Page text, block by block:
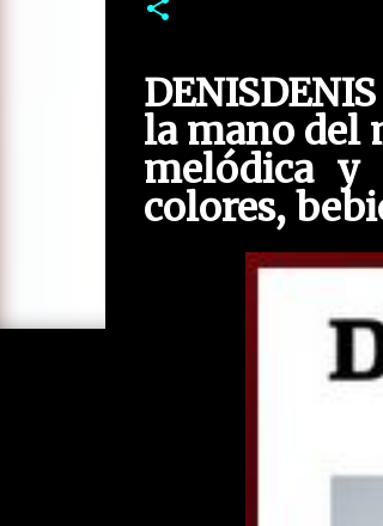
la mano del
melódica y
colores,